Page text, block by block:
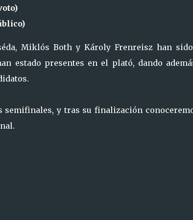
Miklós Both y Károly Frenreisz han
estado presentes en el plató, dando
semifinales, y tras su finalización